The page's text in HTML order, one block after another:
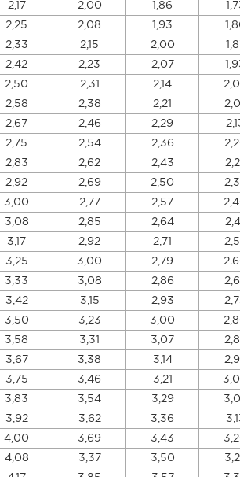
2,17 2,00 1,86
2,25 2,08 1,93
2,33 2,15 2,00
2,42 2,23 2,07
2,50 2,31 2,14
2,58 2,38 2,21
2,67 2,46 2,29
2,75 2,54 2,36
2,83 2,62 2,43
2,92 2,69 2,50
3,00 2,77 2,57
3,08 2,85 2,64
3,17 2,92 2,71
3,25 3,00 2,79
3,33 3,08 2,86
3,42 3,15 2,93
3,50 3,23 3,00
3,58 3,31 3,07
3,67 3,38 3,14
3,75 3,46 3,21
3,83 3,54 3,29
3,92 3,62 3,36
4,00 3,69 3,43
4,08 3,37 3,50